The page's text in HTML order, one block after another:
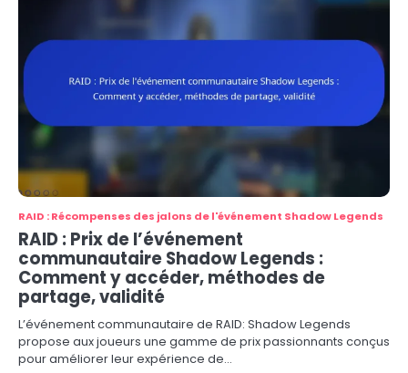
RAID : Récompenses des jalons de l'événement Shadow Legends
RAID : Prix de l’événement
communautaire Shadow Legends :
Comment y accéder, méthodes de
partage, validité
L’événement communautaire de RAID: Shadow Legends
propose aux joueurs une gamme de prix passionnants conçus
pour améliorer leur expérience de…